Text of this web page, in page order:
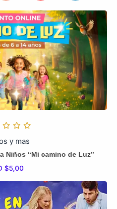
y mas
Niños “Mi camino de Luz”
$5,00